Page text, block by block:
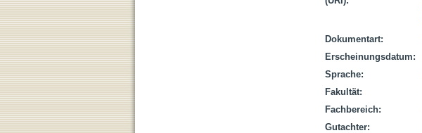
Dokumentart:
Erscheinungsdatum:
Sprache:
Fakultät:
Fachbereich:
Gutachter: